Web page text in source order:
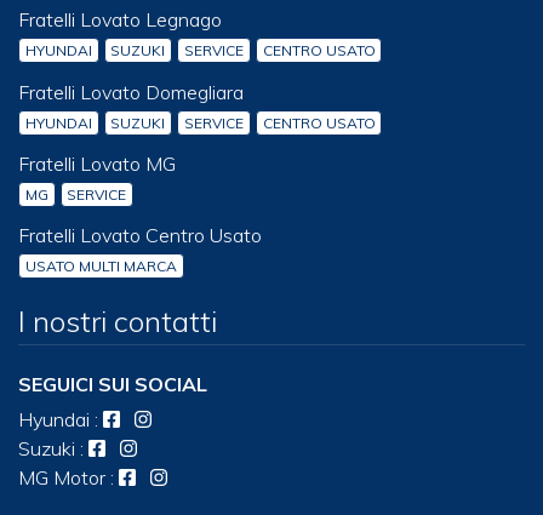
Fratelli Lovato Legnago
HYUNDAI SUZUKI SERVICE CENTRO USATO
Fratelli Lovato Domegliara
HYUNDAI SUZUKI SERVICE CENTRO USATO
Fratelli Lovato MG
MG SERVICE
Fratelli Lovato Centro Usato
USATO MULTI MARCA
I nostri contatti
SEGUICI SUI SOCIAL
Hyundai :
Suzuki :
MG Motor :